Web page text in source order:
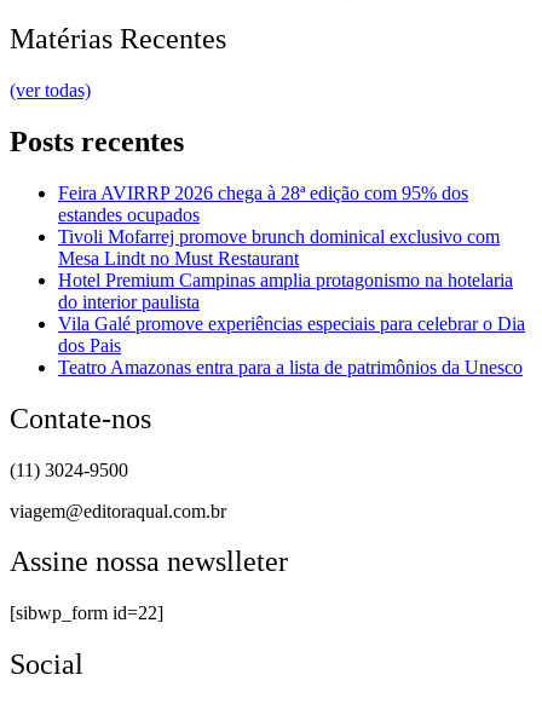
Matérias Recentes
(ver todas)
Posts recentes
Feira AVIRRP 2026 chega à 28ª edição com 95% dos
estandes ocupados
Tivoli Mofarrej promove brunch dominical exclusivo com
Mesa Lindt no Must Restaurant
Hotel Premium Campinas amplia protagonismo na hotelaria
do interior paulista
Vila Galé promove experiências especiais para celebrar o Dia
dos Pais
Teatro Amazonas entra para a lista de patrimônios da Unesco
Contate-nos
(11) 3024-9500
viagem@editoraqual.com.br
Assine nossa newslleter
[sibwp_form id=22]
Social